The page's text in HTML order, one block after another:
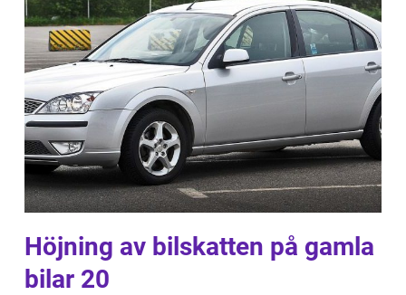
Höjning av bilskatten på gamla
bilar 20